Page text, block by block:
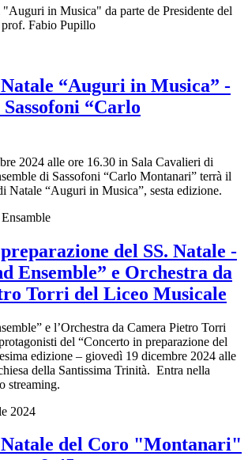
in Musica" da parte de Presidente del
Fabio Pupillo
“Auguri in Musica” -
“Carlo
2024 alle ore 16.30 in Sala Cavalieri di
di Sassofoni “Carlo Montanari” terrà il
Natale “Auguri in Musica”, sesta edizione.
del SS. Natale -
Ensemble” e Orchestra da
Torri del Liceo Musicale
e l’Orchestra da Camera Pietro Torri
del “Concerto in preparazione del
edizione – giovedì 19 dicembre 2024 alle
della Santissima Trinità. Entra nella
streaming.
del Coro "Montanari"